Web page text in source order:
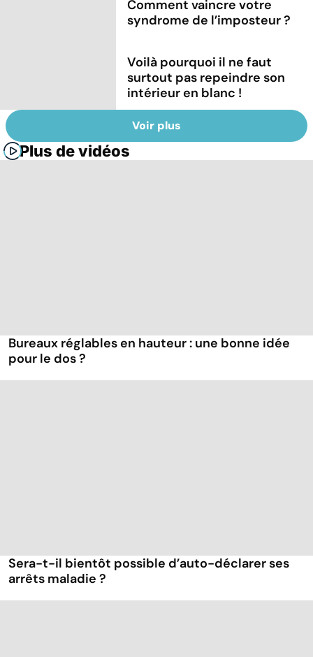
Comment vaincre votre
syndrome de l’imposteur ?
Voilà pourquoi il ne faut
surtout pas repeindre son
intérieur en blanc !
Voir plus
Plus de vidéos
Bureaux réglables en hauteur : une bonne idée
pour le dos ?
Sera-t-il bientôt possible d’auto-déclarer ses
arrêts maladie ?